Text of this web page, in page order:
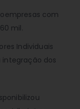
com
mil.
Individuais
integração dos